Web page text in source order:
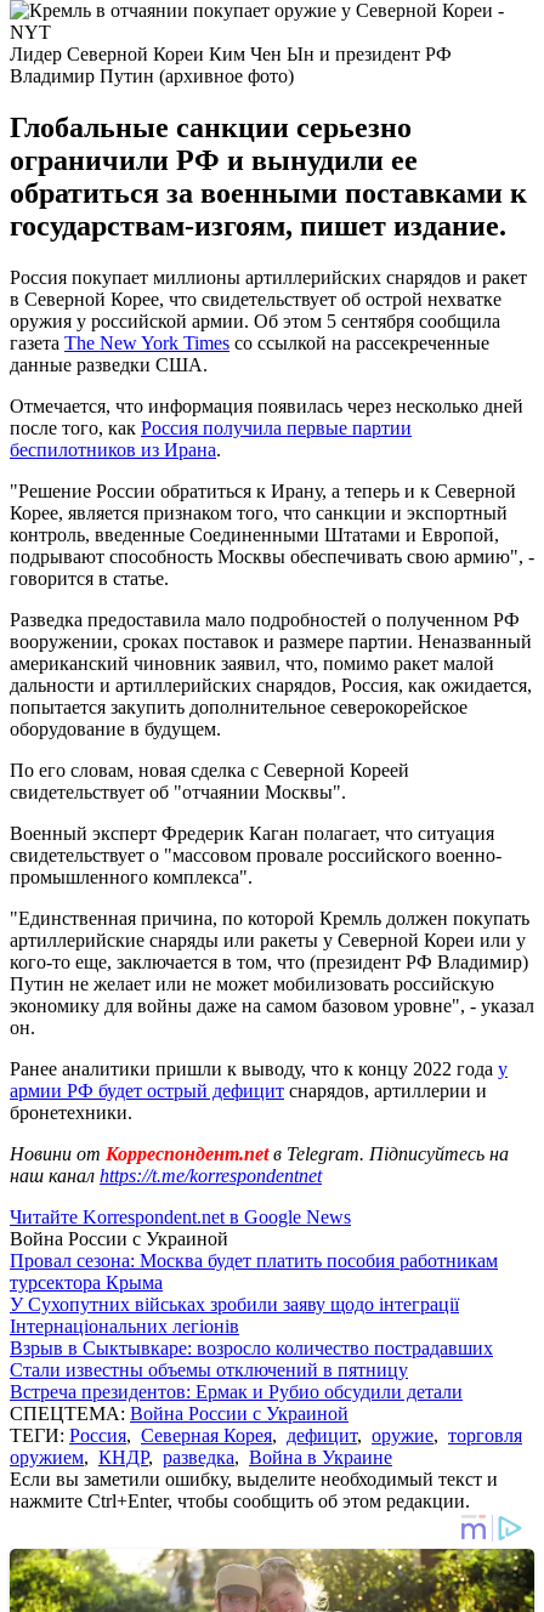
Лидер Северной Кореи Ким Чен Ын и президент РФ
Владимир Путин (архивное фото)
Глобальные санкции серьезно
ограничили РФ и вынудили ее
обратиться за военными поставками к
государствам-изгоям, пишет издание.
Россия покупает миллионы артиллерийских снарядов и ракет
в Северной Корее, что свидетельствует об острой нехватке
оружия у российской армии. Об этом 5 сентября сообщила
газета The New York Times со ссылкой на рассекреченные
данные разведки США.
Отмечается, что информация появилась через несколько дней
после того, как Россия получила первые партии
беспилотников из Ирана.
"Решение России обратиться к Ирану, а теперь и к Северной
Корее, является признаком того, что санкции и экспортный
контроль, введенные Соединенными Штатами и Европой,
подрывают способность Москвы обеспечивать свою армию", -
говорится в статье.
Разведка предоставила мало подробностей о полученном РФ
вооружении, сроках поставок и размере партии. Неназванный
американский чиновник заявил, что, помимо ракет малой
дальности и артиллерийских снарядов, Россия, как ожидается,
попытается закупить дополнительное северокорейское
оборудование в будущем.
По его словам, новая сделка с Северной Кореей
свидетельствует об "отчаянии Москвы".
Военный эксперт Фредерик Каган полагает, что ситуация
свидетельствует о "массовом провале российского военно-
промышленного комплекса".
"Единственная причина, по которой Кремль должен покупать
артиллерийские снаряды или ракеты у Северной Кореи или у
кого-то еще, заключается в том, что (президент РФ Владимир)
Путин не желает или не может мобилизовать российскую
экономику для войны даже на самом базовом уровне", - указал
он.
Ранее аналитики пришли к выводу, что к концу 2022 года у
армии РФ будет острый дефицит снарядов, артиллерии и
бронетехники.
Новини от Корреспондент.netв Telegram. Підписуйтесь на
наш канал https://t.me/korrespondentnet
Читайте Korrespondent.net в Google News
Война России с Украиной
Провал сезона: Москва будет платить пособия работникам
турсектора Крыма
У Сухопутних військах зробили заяву щодо інтеграції
Інтернаціональних легіонів
Взрыв в Сыктывкаре: возросло количество пострадавших
Стали известны объемы отключений в пятницу
Встреча президентов: Ермак и Рубио обсудили детали
СПЕЦТЕМА: Война России с Украиной
ТЕГИ: Россия, Северная Корея, дефицит, оружие, торговля
оружием, КНДР, разведка, Война в Украине
Если вы заметили ошибку, выделите необходимый текст и
нажмите Ctrl+Enter, чтобы сообщить об этом редакции.